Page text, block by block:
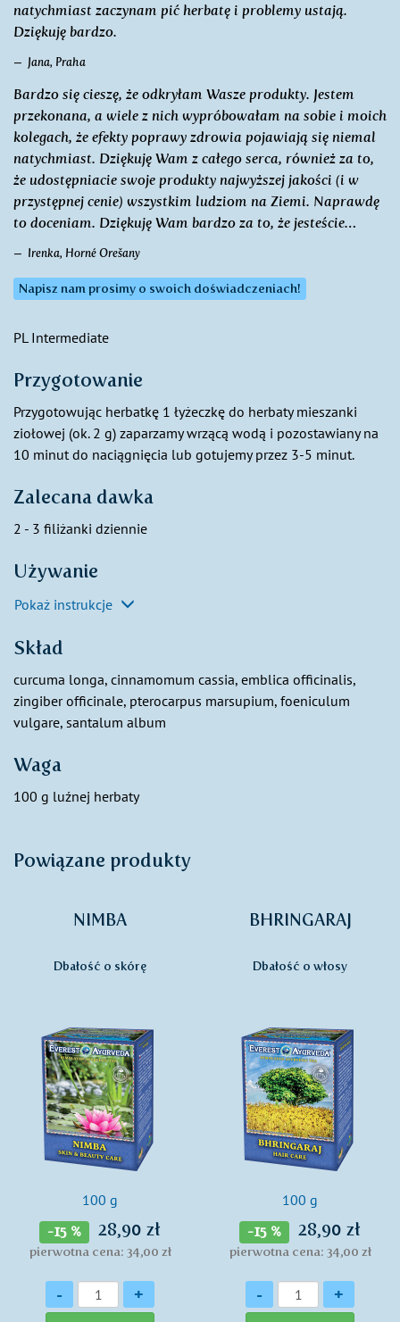
natychmiast zaczynam pić herbatę i problemy ustają.
Dziękuję bardzo.
Jana, Praha
Bardzo się cieszę, że odkryłam Wasze produkty. Jestem
przekonana, a wiele z nich wypróbowałam na sobie i moich
kolegach, że efekty poprawy zdrowia pojawiają się niemal
natychmiast. Dziękuję Wam z całego serca, również za to,
że udostępniacie swoje produkty najwyższej jakości (i w
przystępnej cenie) wszystkim ludziom na Ziemi. Naprawdę
to doceniam. Dziękuję Wam bardzo za to, że jesteście…
Irenka, Horné Orešany
Napisz nam prosimy o swoich doświadczeniach!
PL Intermediate
Przygotowanie
Przygotowując herbatkę 1 łyżeczkę do herbaty mieszanki
ziołowej (ok. 2 g) zaparzamy wrzącą wodą i pozostawiany na
10 minut do naciągnięcia lub gotujemy przez 3-5 minut.
Zalecana dawka
2 - 3 filiżanki dziennie
Używanie
Pokaż instrukcje
Skład
curcuma longa, cinnamomum cassia, emblica officinalis,
zingiber officinale, pterocarpus marsupium, foeniculum
vulgare, santalum album
Waga
100 g luźnej herbaty
Powiązane produkty
NIMBA
Dbałość o skórę
100 g
-15 % 28,90 zł
pierwotna cena: 34,00 zł
Ilość
- +
BHRINGARAJ
Dbałość o włosy
100 g
-15 % 28,90 zł
pierwotna cena: 34,00 zł
Ilość
- +